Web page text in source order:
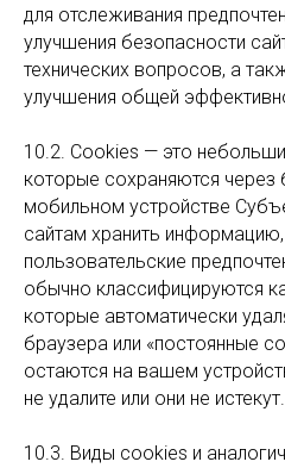
для отслеживания
улучшения безопасности
технических вопросов, а
улучшения общей
10.2. Cookies — это
которые сохраняются через
мобильном устройстве
сайтам хранить
пользовательские
обычно классифицируются
которые автоматически
браузера или «постоянные
остаются на вашем
не удалите или они не истекут.
10.3. Виды cookies и